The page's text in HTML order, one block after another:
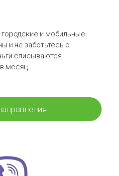
и мобильные
и не заботьтесь о
списываются
месяц